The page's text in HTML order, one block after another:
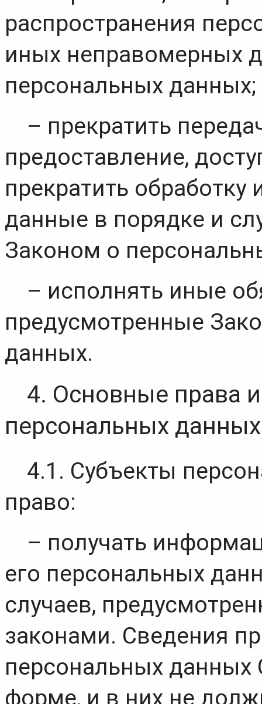
распространения
иных неправомерных
персональных данных;
– прекратить
предоставление,
прекратить
данные в порядке и
Законом о
– исполнять иные
предусмотренные
данных.
4. Основные права
персональных данных
4.1. Субъекты
право:
– получать
его персональных
случаев,
законами. Сведения
персональных данных
форме, и в них не